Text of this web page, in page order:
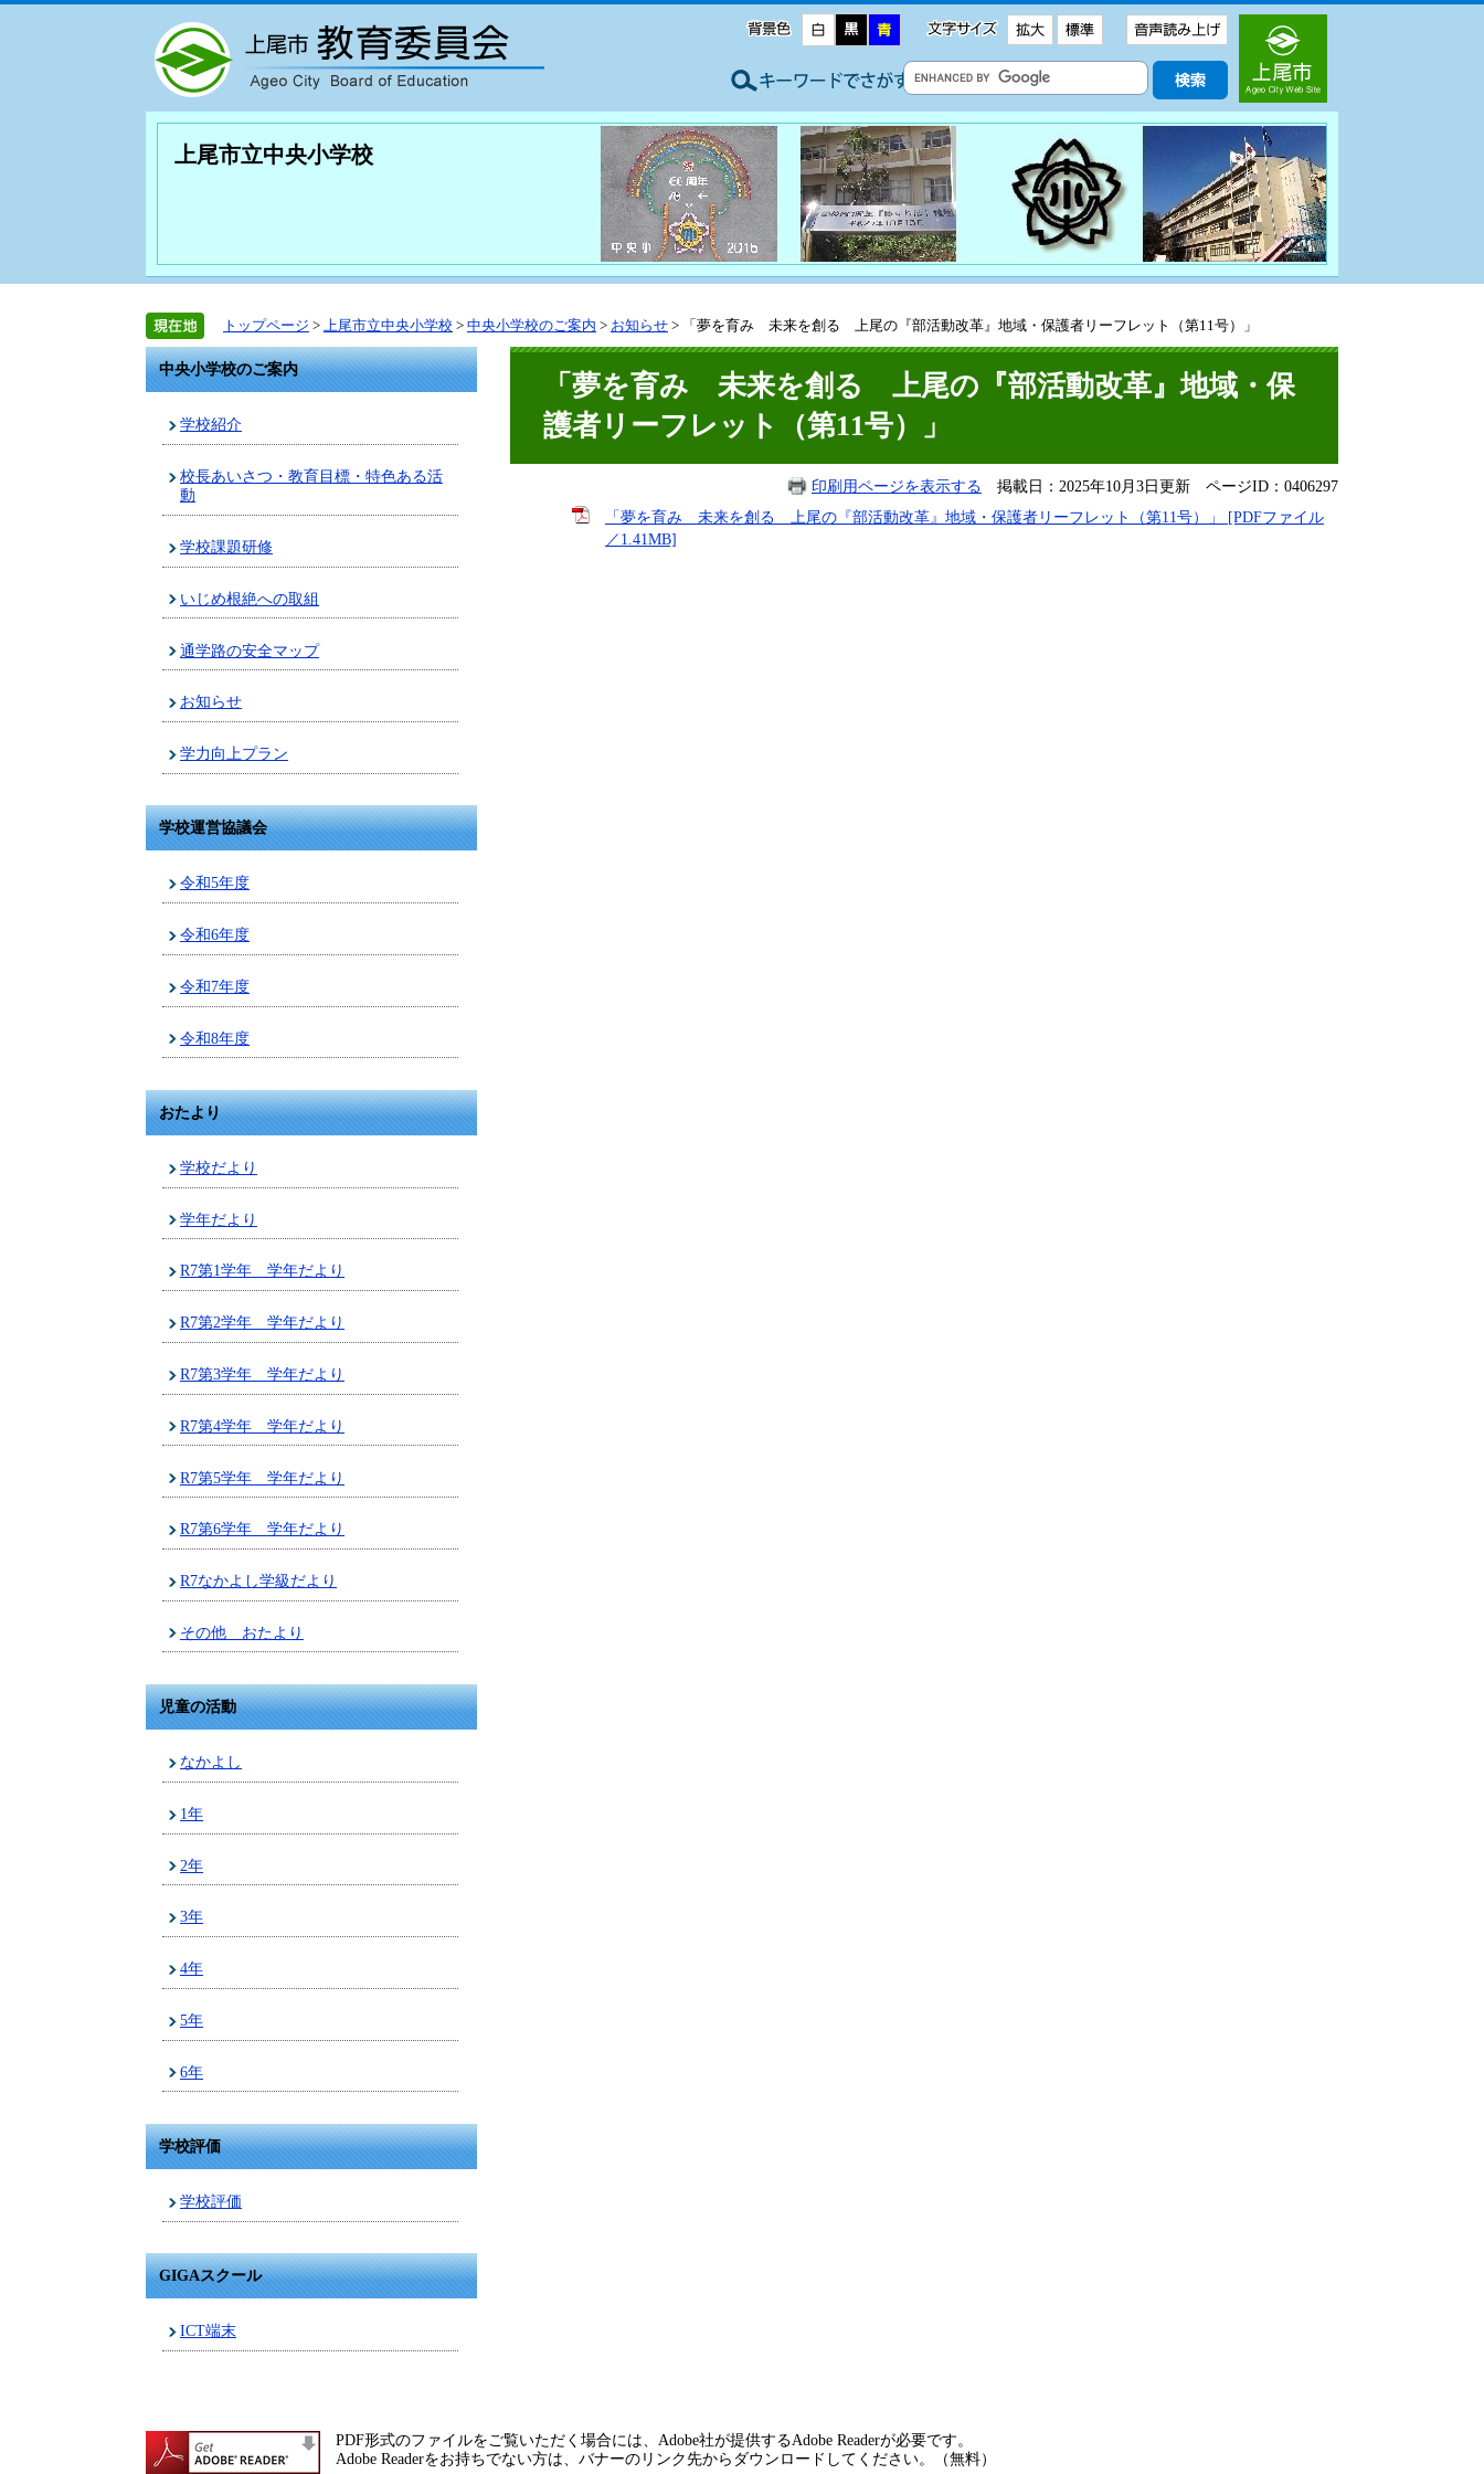
上尾市立中央小学校
トップページ > 上尾市立中央小学校 > 中央小学校のご案内 > お知らせ > 「夢を育み 未来を創る 上尾の『部活動改革』地域・保護者リーフレット（第11号）」
中央小学校のご案内
学校紹介
校長あいさつ・教育目標・特色ある活
動
学校課題研修
いじめ根絶への取組
通学路の安全マップ
お知らせ
学力向上プラン
学校運営協議会
令和5年度
令和6年度
令和7年度
令和8年度
おたより
学校だより
学年だより
R7第1学年 学年だより
R7第2学年 学年だより
R7第3学年 学年だより
R7第4学年 学年だより
R7第5学年 学年だより
R7第6学年 学年だより
R7なかよし学級だより
その他 おたより
児童の活動
なかよし
1年
2年
3年
4年
5年
6年
学校評価
学校評価
GIGAスクール
ICT端末
「夢を育み 未来を創る 上尾の『部活動改革』地域・保
護者リーフレット（第11号）」
印刷用ページを表示する 掲載日：2025年10月3日更新 ページID：0406297
「夢を育み 未来を創る 上尾の『部活動改革』地域・保護者リーフレット（第11号）」 [PDFファイル
／1.41MB]
PDF形式のファイルをご覧いただく場合には、Adobe社が提供するAdobe Readerが必要です。
Adobe Readerをお持ちでない方は、バナーのリンク先からダウンロードしてください。（無料）